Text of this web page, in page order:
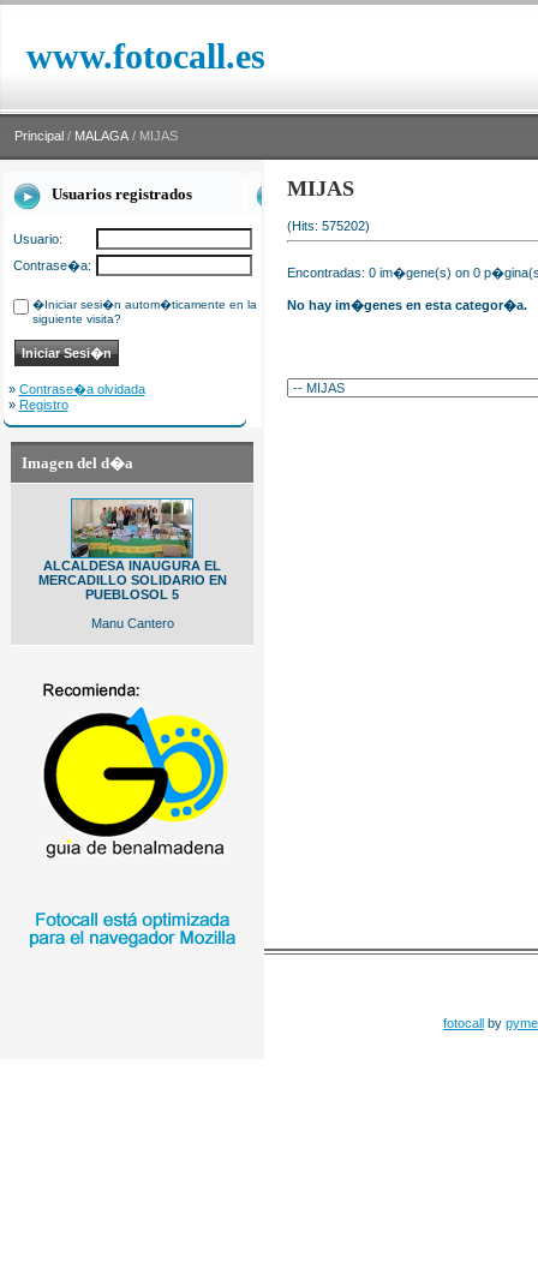
www.fotocall.es
Principal / MALAGA / MIJAS
Usuarios registrados
Usuario:
Contrase�a:
�Iniciar sesi�n autom�ticamente en la
siguiente visita?
» Contrase�a olvidada
» Registro
Imagen del d�a
ALCALDESA INAUGURA EL
MERCADILLO SOLIDARIO EN
PUEBLOSOL 5
Manu Cantero
MIJAS
(Hits: 575202)
Encontradas: 0 im�gene(s) on 0
No hay im�genes en esta categor�a.
fotocall by